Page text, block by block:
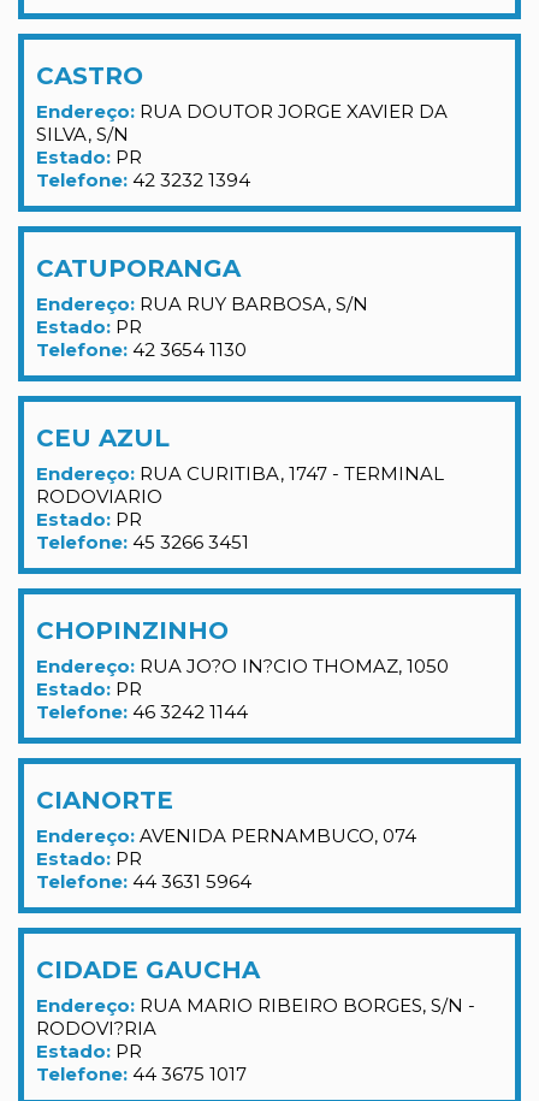
CASTRO
Endereço: RUA DOUTOR JORGE XAVIER DA
SILVA, S/N
Estado: PR
Telefone: 42 3232 1394
CATUPORANGA
Endereço: RUA RUY BARBOSA, S/N
Estado: PR
Telefone: 42 3654 1130
CEU AZUL
Endereço: RUA CURITIBA, 1747 - TERMINAL
RODOVIARIO
Estado: PR
Telefone: 45 3266 3451
CHOPINZINHO
Endereço: RUA JO?O IN?CIO THOMAZ, 1050
Estado: PR
Telefone: 46 3242 1144
CIANORTE
Endereço: AVENIDA PERNAMBUCO, 074
Estado: PR
Telefone: 44 3631 5964
CIDADE GAUCHA
Endereço: RUA MARIO RIBEIRO BORGES, S/N -
RODOVI?RIA
Estado: PR
Telefone: 44 3675 1017